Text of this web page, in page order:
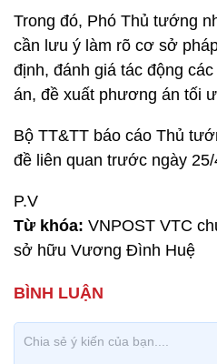
Trong đó, Phó Thủ tướng
cần lưu ý làm rõ cơ sở
định, đánh giá tác động
án, đề xuất phương án tối
Bộ TT&TT báo cáo Thủ
đề liên quan trước ngày 25/
P.V
Từ khóa: VNPOST VTC
sở hữu Vương Đình Huệ